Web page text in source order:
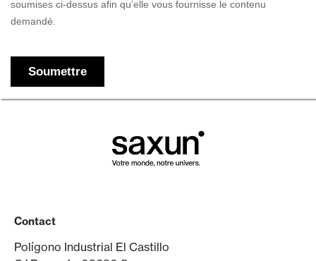
Contact
Polígono Industrial El Castillo